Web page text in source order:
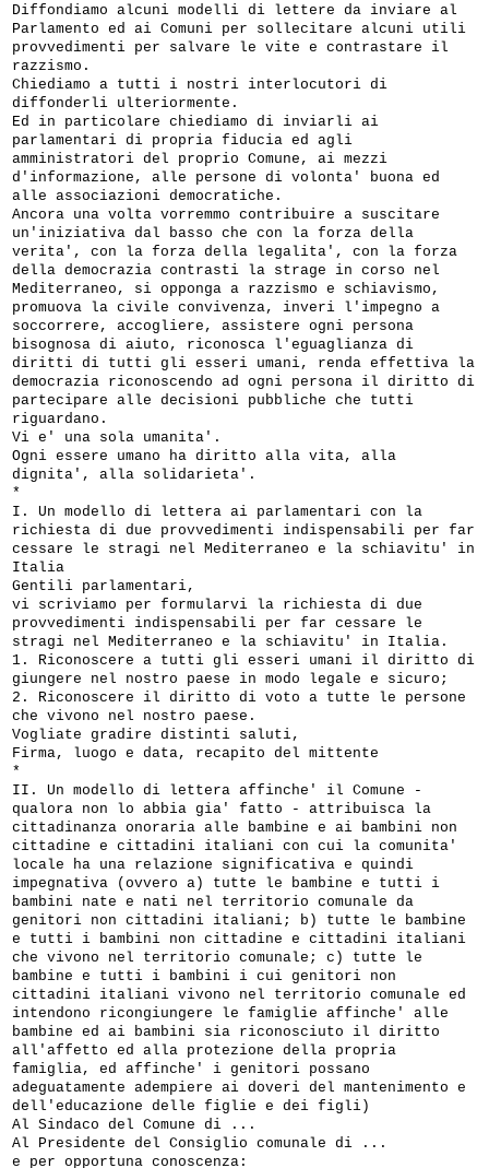
Diffondiamo alcuni modelli di lettere da inviare al
Parlamento ed ai Comuni per sollecitare alcuni utili
provvedimenti per salvare le vite e contrastare il
razzismo.
Chiediamo a tutti i nostri interlocutori di
diffonderli ulteriormente.
Ed in particolare chiediamo di inviarli ai
parlamentari di propria fiducia ed agli
amministratori del proprio Comune, ai mezzi
d'informazione, alle persone di volonta' buona ed
alle associazioni democratiche.
Ancora una volta vorremmo contribuire a suscitare
un'iniziativa dal basso che con la forza della
verita', con la forza della legalita', con la forza
della democrazia contrasti la strage in corso nel
Mediterraneo, si opponga a razzismo e schiavismo,
promuova la civile convivenza, inveri l'impegno a
soccorrere, accogliere, assistere ogni persona
bisognosa di aiuto, riconosca l'eguaglianza di
diritti di tutti gli esseri umani, renda effettiva la
democrazia riconoscendo ad ogni persona il diritto di
partecipare alle decisioni pubbliche che tutti
riguardano.
Vi e' una sola umanita'.
Ogni essere umano ha diritto alla vita, alla
dignita', alla solidarieta'.
*
I. Un modello di lettera ai parlamentari con la
richiesta di due provvedimenti indispensabili per far
cessare le stragi nel Mediterraneo e la schiavitu' in
Italia
Gentili parlamentari,
vi scriviamo per formularvi la richiesta di due
provvedimenti indispensabili per far cessare le
stragi nel Mediterraneo e la schiavitu' in Italia.
1. Riconoscere a tutti gli esseri umani il diritto di
giungere nel nostro paese in modo legale e sicuro;
2. Riconoscere il diritto di voto a tutte le persone
che vivono nel nostro paese.
Vogliate gradire distinti saluti,
Firma, luogo e data, recapito del mittente
*
II. Un modello di lettera affinche' il Comune -
qualora non lo abbia gia' fatto - attribuisca la
cittadinanza onoraria alle bambine e ai bambini non
cittadine e cittadini italiani con cui la comunita'
locale ha una relazione significativa e quindi
impegnativa (ovvero a) tutte le bambine e tutti i
bambini nate e nati nel territorio comunale da
genitori non cittadini italiani; b) tutte le bambine
e tutti i bambini non cittadine e cittadini italiani
che vivono nel territorio comunale; c) tutte le
bambine e tutti i bambini i cui genitori non
cittadini italiani vivono nel territorio comunale ed
intendono ricongiungere le famiglie affinche' alle
bambine ed ai bambini sia riconosciuto il diritto
all'affetto ed alla protezione della propria
famiglia, ed affinche' i genitori possano
adeguatamente adempiere ai doveri del mantenimento e
dell'educazione delle figlie e dei figli)
Al Sindaco del Comune di ...
Al Presidente del Consiglio comunale di ...
e per opportuna conoscenza: